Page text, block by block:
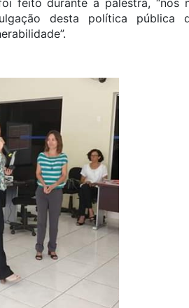
feito durante a palestra, “nos
desta política pública